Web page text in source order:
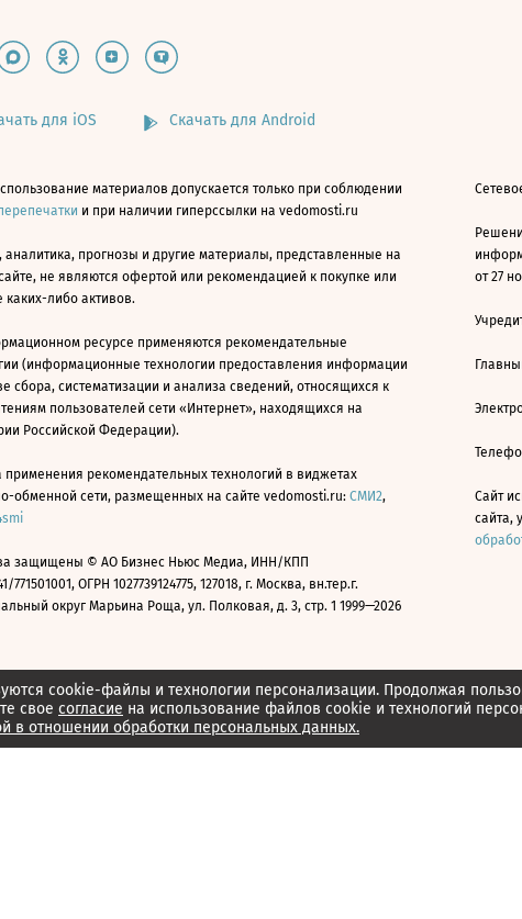
cookie-файлы и технологии персонализации. Продолжая
свое согласие на использование файлов cookie и технологий
в отношении обработки персональных данных.
для iOS Скачать для Android
материалов допускается только при соблюдении
и при наличии гиперссылки на vedomosti.ru
аналитика, прогнозы и другие материалы, представленные на
не являются офертой или рекомендацией к покупке или
каких-либо активов.
ресурсе применяются рекомендательные
(информационные технологии предоставления информации
сбора, систематизации и анализа сведений, относящихся к
пользователей сети «Интернет», находящихся на
Российской Федерации).
применения рекомендательных технологий в виджетах
обменной сети, размещенных на сайте vedomosti.ru: СМИ2,
защищены © АО Бизнес Ньюс Медиа, ИНН/КПП
771501001, ОГРН 1027739124775, 127018, г. Москва, вн.тер.г.
округ Марьина Роща, ул. Полковая, д. 3, стр. 1 1999—2026
от 27
Сайт
сайта,